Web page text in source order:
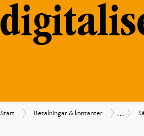
Start
Start
Betalningar
Betalningar & kontanter ...
Så